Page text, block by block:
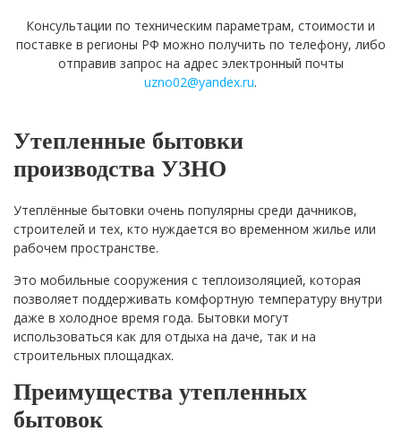
Консультации по техническим параметрам, стоимости и
поставке в регионы РФ можно получить по телефону, либо
отправив запрос на адрес электронный почты
uzno02@yandex.ru.
Утепленные бытовки
производства УЗНО
Утеплённые бытовки очень популярны среди дачников,
строителей и тех, кто нуждается во временном жилье или
рабочем пространстве.
Это мобильные сооружения с теплоизоляцией, которая
позволяет поддерживать комфортную температуру внутри
даже в холодное время года. Бытовки могут
использоваться как для отдыха на даче, так и на
строительных площадках.
Преимущества утепленных
бытовок